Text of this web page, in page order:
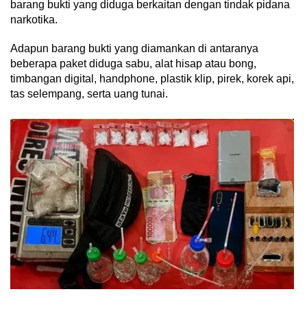
barang bukti yang diduga berkaitan dengan tindak pidana
narkotika.
‎Adapun barang bukti yang diamankan di antaranya
beberapa paket diduga sabu, alat hisap atau bong,
timbangan digital, handphone, plastik klip, pirek, korek api,
tas selempang, serta uang tunai.